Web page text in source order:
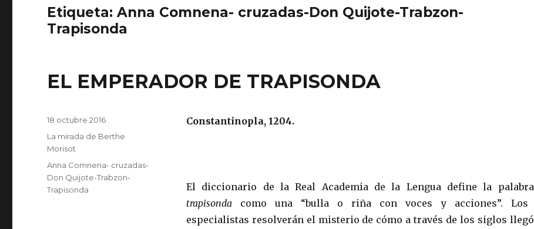
Etiqueta:Anna Comnena- cruzadas-Don Quijote-Trabzon-
Trapisonda
EL EMPERADOR DE TRAPISONDA
Constantinopla, 1204.
El diccionario de la Real Academia de la Lengua define la palabra
trapisonda como una “bulla o riña con voces y acciones”. Los
especialistas resolverán el misterio de cómo a través de los siglos llegó
Publicado
18 octubre 2016
Categorías
La mirada de Berthe
Morisot
Etiquetas
Anna Comnena- cruzadas-
Don Quijote-Trabzon-
Trapisonda